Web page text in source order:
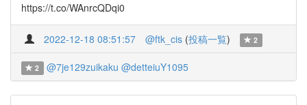
https://t.co/WAnrcQDqi0
2022-12-18 08:51:57 @ftk_cis (投稿一覧) 2
2 @7je129zuikaku @detteiuY1095